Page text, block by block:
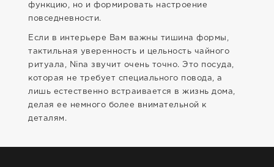
функцию, но и формировать настроение
повседневности.
Если в интерьере Вам важны тишина формы,
тактильная уверенность и цельность чайного
ритуала, Nina звучит очень точно. Это посуда,
которая не требует специального повода, а
лишь естественно встраивается в жизнь дома,
делая ее немного более внимательной к
деталям.